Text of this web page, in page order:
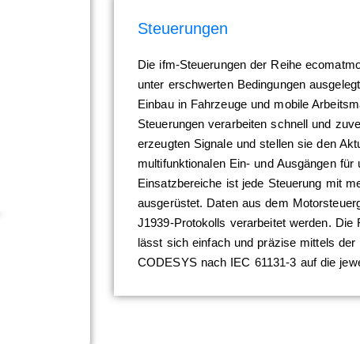
Steuerungen
Die ifm-Steuerungen der Reihe
unter erschwerten Bedingungen
Einbau in Fahrzeuge und mobile
Steuerungen verarbeiten schnell und
erzeugten Signale und stellen sie den
multifunktionalen Ein- und Ausgängen für
Einsatzbereiche ist jede Steuerung mit
ausgerüstet. Daten aus dem
J1939-Protokolls verarbeitet werden. Die
lässt sich einfach und präzise mittels der
CODESYS nach IEC 61131-3 auf die